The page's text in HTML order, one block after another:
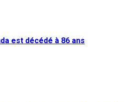
est décédé à 86 ans